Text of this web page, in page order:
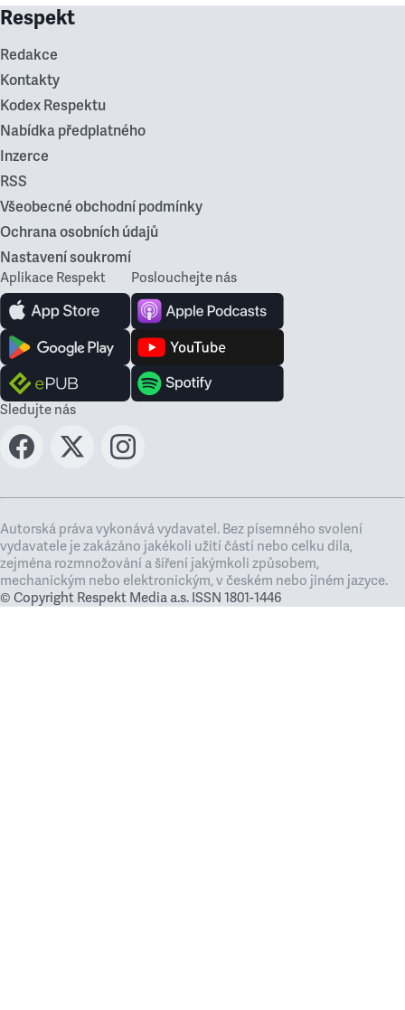
Respekt
Redakce
Kontakty
Kodex Respektu
Nabídka předplatného
Inzerce
RSS
Všeobecné obchodní podmínky
Ochrana osobních údajů
Nastavení soukromí
Aplikace Respekt Poslouchejte nás
Sledujte nás
Autorská práva vykonává vydavatel. Bez písemného svolení
vydavatele je zakázáno jakékoli užití částí nebo celku díla,
zejména rozmnožování a šíření jakýmkoli způsobem,
mechanickým nebo elektronickým, v českém nebo jiném jazyce.
© Copyright Respekt Media a.s. ISSN 1801-1446